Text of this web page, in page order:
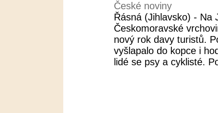
České noviny
Řásná (Jihlavsko) - Na
Českomoravské
nový rok davy turistů.
vyšlapalo do kopce i
lidé se psy a cyklisté.